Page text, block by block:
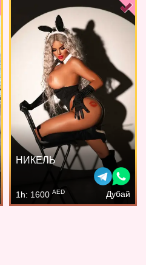
НИКЕЛЬ
1h: 1600AED Дубай